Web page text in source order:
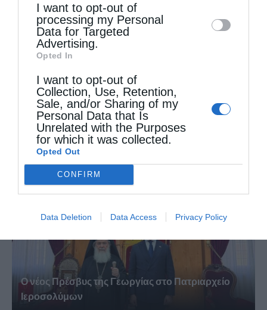
disclose it to other third parties.
I want to opt-out of
processing my Personal
Data for Targeted
Advertising.
Opted In
I want to opt-out of
Collection, Use, Retention,
Sale, and/or Sharing of my
Personal Data that Is
Unrelated with the Purposes
for which it was collected.
Opted Out
CONFIRM
Data Deletion Data Access Privacy Policy
Η Εορτή της Αγίας Άννης στα Ιεροσόλυμα
Ο νέος Πρέσβυς της Γεωργίας στο Πατριαρχείο
Ιεροσολύμων